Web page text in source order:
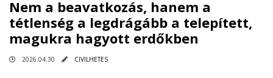
Nem a beavatkozás, hanem a
tétlenség a legdrágább a telepített,
magukra hagyott erdőkben
2026.04.30 CIVILHETES